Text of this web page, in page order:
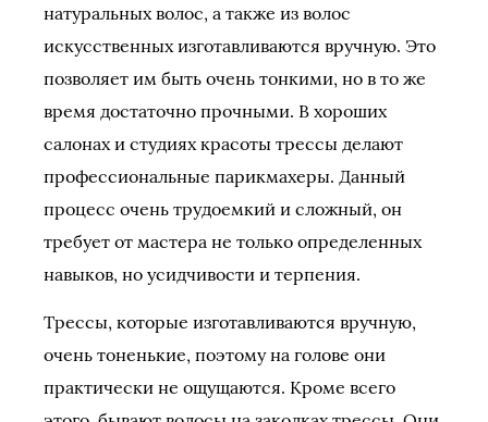
натуральных волос, а также из волос
искусственных изготавливаются вручную. Это
позволяет им быть очень тонкими, но в то же
время достаточно прочными. В хороших
салонах и студиях красоты трессы делают
профессиональные парикмахеры. Данный
процесс очень трудоемкий и сложный, он
требует от мастера не только определенных
навыков, но усидчивости и терпения.
Трессы, которые изготавливаются вручную,
очень тоненькие, поэтому на голове они
практически не ощущаются. Кроме всего